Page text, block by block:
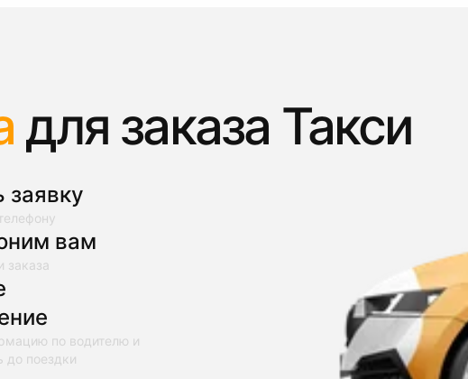
для заказа Такси
заявку
вам
заказа
по водителю и
до поездки